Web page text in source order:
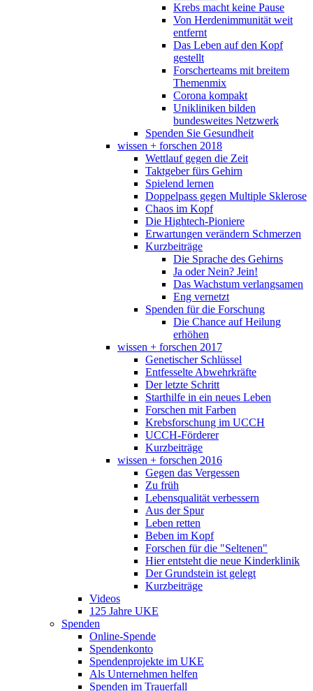
Krebs macht keine Pause
Von Herdenimmunität weit
entfernt
Das Leben auf den Kopf
gestellt
Forscherteams mit breitem
Themenmix
Corona kompakt
Unikliniken bilden
bundesweites Netzwerk
Spenden Sie Gesundheit
wissen + forschen 2018
Wettlauf gegen die Zeit
Taktgeber fürs Gehirn
Spielend lernen
Doppelpass gegen Multiple Sklerose
Chaos im Kopf
Die Hightech-Pioniere
Erwartungen verändern Schmerzen
Kurzbeiträge
Die Sprache des Gehirns
Ja oder Nein? Jein!
Das Wachstum verlangsamen
Eng vernetzt
Spenden für die Forschung
Die Chance auf Heilung
erhöhen
wissen + forschen 2017
Genetischer Schlüssel
Entfesselte Abwehrkräfte
Der letzte Schritt
Starthilfe in ein neues Leben
Forschen mit Farben
Krebsforschung im UCCH
UCCH-Förderer
Kurzbeiträge
wissen + forschen 2016
Gegen das Vergessen
Zu früh
Lebensqualität verbessern
Aus der Spur
Leben retten
Beben im Kopf
Forschen für die "Seltenen"
Hier entsteht die neue Kinderklinik
Der Grundstein ist gelegt
Kurzbeiträge
Videos
125 Jahre UKE
Spenden
Online-Spende
Spendenkonto
Spendenprojekte im UKE
Als Unternehmen helfen
Spenden im Trauerfall